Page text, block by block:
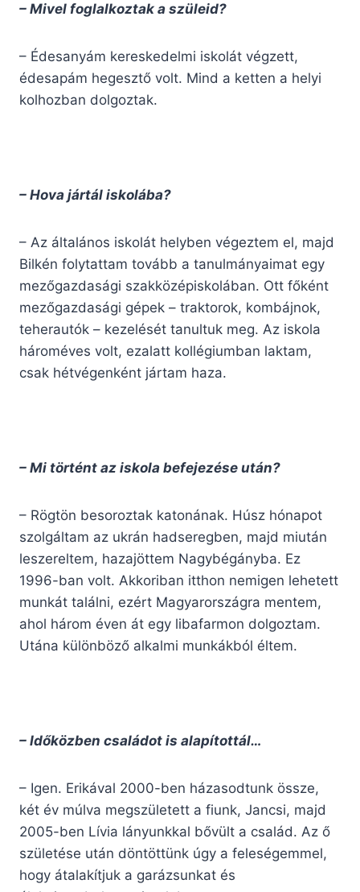
– Mivel foglalkoztak a szüleid?
– Édesanyám kereskedelmi iskolát végzett,
édesapám hegesztő volt. Mind a ketten a helyi
kolhozban dolgoztak.
– Hova jártál iskolába?
– Az általános iskolát helyben végeztem el, majd
Bilkén folytattam tovább a tanulmányaimat egy
mezőgazdasági szakközépiskolában. Ott főként
mezőgazdasági gépek – traktorok, kombájnok,
teherautók – kezelését tanultuk meg. Az iskola
hároméves volt, ezalatt kollégiumban laktam,
csak hétvégenként jártam haza.
– Mi történt az iskola befejezése után?
– Rögtön besoroztak katonának. Húsz hónapot
szolgáltam az ukrán hadseregben, majd miután
leszereltem, hazajöttem Nagybégányba. Ez
1996-ban volt. Akkoriban itthon nemigen lehetett
munkát találni, ezért Magyarországra mentem,
ahol három éven át egy libafarmon dolgoztam.
Utána különböző alkalmi munkákból éltem.
– Időközben családot is alapítottál…
– Igen. Erikával 2000-ben házasodtunk össze,
két év múlva megszületett a fiunk, Jancsi, majd
2005-ben Lívia lányunkkal bővült a család. Az ő
születése után döntöttünk úgy a feleségemmel,
hogy átalakítjuk a garázsunkat és